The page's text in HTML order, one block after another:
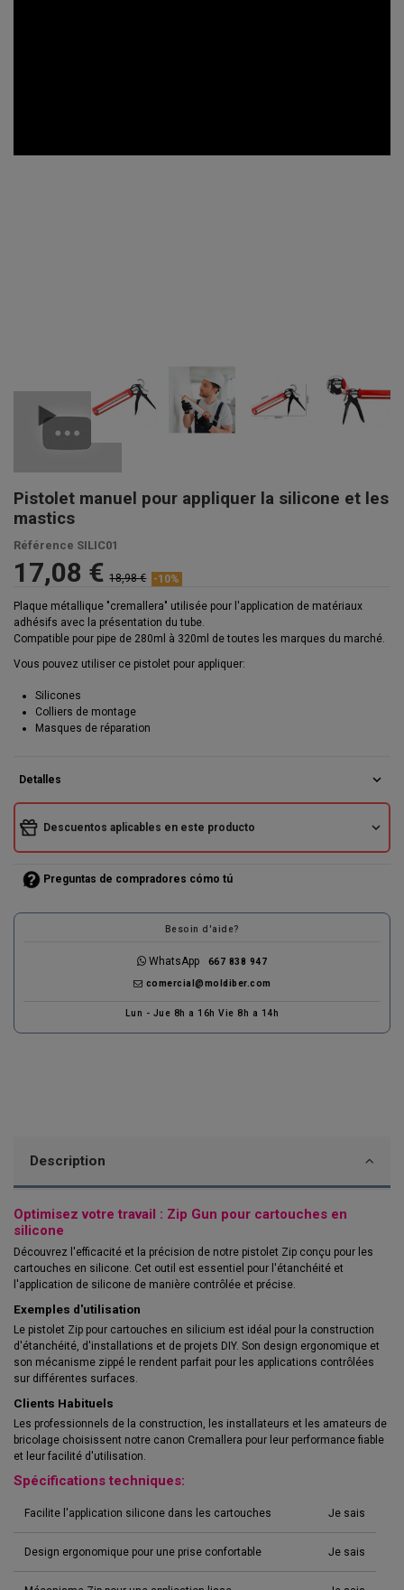
Pistolet manuel pour appliquer la silicone et les
mastics
Référence SILIC01
17,08 € 18,98 € -10%
Plaque métallique "cremallera" utilisée pour l'application de matériaux
adhésifs avec la présentation du tube.
Compatible pour pipe de 280ml à 320ml de toutes les marques du marché.
Vous pouvez utiliser ce pistolet pour appliquer:
Silicones
Colliers de montage
Masques de réparation
Detalles expand_more
Descuentos aplicables en este producto expand_more
Preguntas de compradores cómo tú
Besoin d'aide?
WhatsApp 667 838 947
comercial@moldiber.com
Lun - Jue 8h a 16h Vie 8h a 14h
Description
Optimisez votre travail : Zip Gun pour cartouches en
silicone
Découvrez l'efficacité et la précision de notre pistolet Zip conçu pour les
cartouches en silicone. Cet outil est essentiel pour l'étanchéité et
l'application de silicone de manière contrôlée et précise.
Exemples d'utilisation
Le pistolet Zip pour cartouches en silicium est idéal pour la construction
d'étanchéité, d'installations et de projets DIY. Son design ergonomique et
son mécanisme zippé le rendent parfait pour les applications contrôlées
sur différentes surfaces.
Clients Habituels
Les professionnels de la construction, les installateurs et les amateurs de
bricolage choisissent notre canon Cremallera pour leur performance fiable
et leur facilité d'utilisation.
Spécifications techniques:
Facilite l'application silicone dans les cartouches Je sais
Design ergonomique pour une prise confortable Je sais